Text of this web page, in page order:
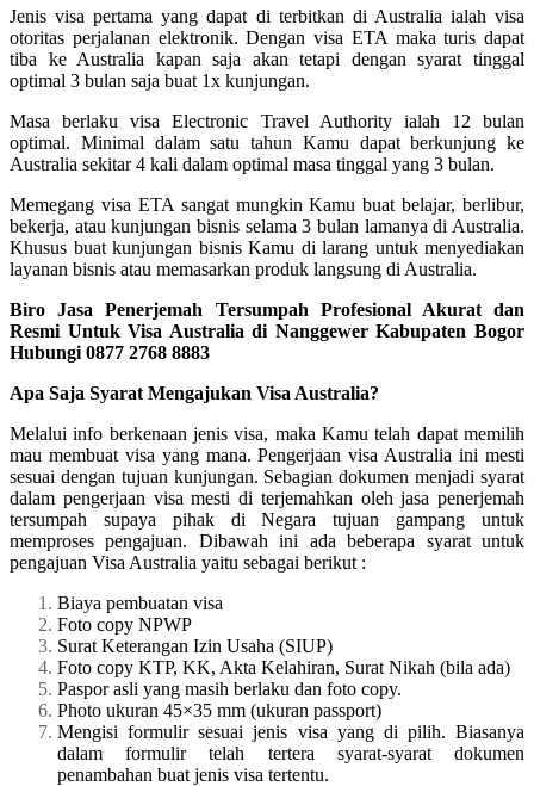
Jenis visa pertama yang dapat di terbitkan di Australia ialah visa
otoritas perjalanan elektronik. Dengan visa ETA maka turis dapat
tiba ke Australia kapan saja akan tetapi dengan syarat tinggal
optimal 3 bulan saja buat 1x kunjungan.
Masa berlaku visa Electronic Travel Authority ialah 12 bulan
optimal. Minimal dalam satu tahun Kamu dapat berkunjung ke
Australia sekitar 4 kali dalam optimal masa tinggal yang 3 bulan.
Memegang visa ETA sangat mungkin Kamu buat belajar, berlibur,
bekerja, atau kunjungan bisnis selama 3 bulan lamanya di Australia.
Khusus buat kunjungan bisnis Kamu di larang untuk menyediakan
layanan bisnis atau memasarkan produk langsung di Australia.
Biro Jasa Penerjemah Tersumpah Profesional Akurat dan
Resmi Untuk Visa Australia di Nanggewer Kabupaten Bogor
Hubungi 0877 2768 8883
Apa Saja Syarat Mengajukan Visa Australia?
Melalui info berkenaan jenis visa, maka Kamu telah dapat memilih
mau membuat visa yang mana. Pengerjaan visa Australia ini mesti
sesuai dengan tujuan kunjungan. Sebagian dokumen menjadi syarat
dalam pengerjaan visa mesti di terjemahkan oleh jasa penerjemah
tersumpah supaya pihak di Negara tujuan gampang untuk
memproses pengajuan. Dibawah ini ada beberapa syarat untuk
pengajuan Visa Australia yaitu sebagai berikut :
Biaya pembuatan visa
Foto copy NPWP
Surat Keterangan Izin Usaha (SIUP)
Foto copy KTP, KK, Akta Kelahiran, Surat Nikah (bila ada)
Paspor asli yang masih berlaku dan foto copy.
Photo ukuran 45×35 mm (ukuran passport)
Mengisi formulir sesuai jenis visa yang di pilih. Biasanya
dalam formulir telah tertera syarat-syarat dokumen
penambahan buat jenis visa tertentu.